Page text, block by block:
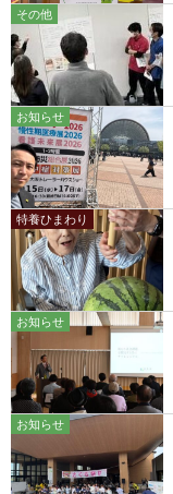
その他
お知らせ
特養ひまわり
お知らせ
お知らせ